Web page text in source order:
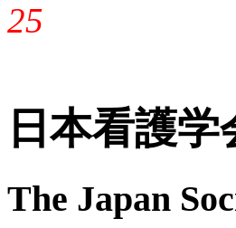
25
日本看護学
The Japan